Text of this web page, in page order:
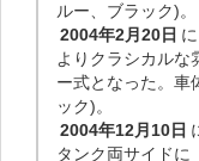
ルー、ブラック)。
2004年2月20日
よりクラシカルな
ー式となった。車
ック)。
2004年12月10日
タンク両サイドに